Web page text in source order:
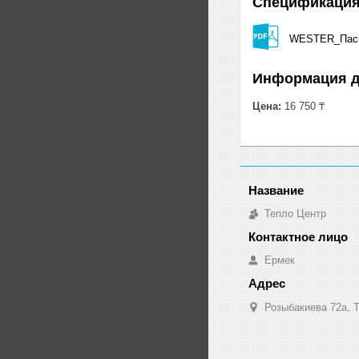
Информация
Цена: 16 750 ₸
Тепло Центр
Ермек
Розыбакиева 72а,